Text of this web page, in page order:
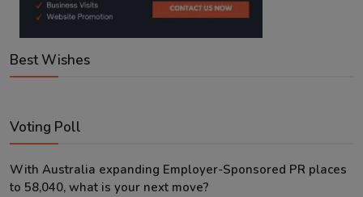
Best Wishes
Voting Poll
With Australia expanding Employer-Sponsored PR places
to 58,040, what is your next move?